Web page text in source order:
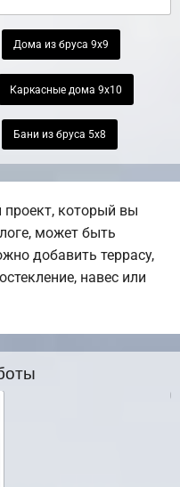
Дома из бруса 9х9
Каркасные дома 9х10
Бани из бруса 5х8
который вы
может быть
добавить террасу,
навес или